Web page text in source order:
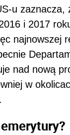
u zaznacza,
i 2017
najnowszej
nad nową
w